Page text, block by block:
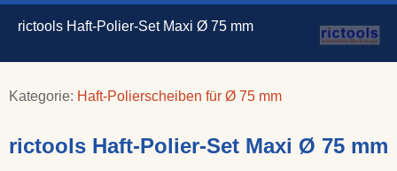
rictools Haft-Polier-Set Maxi Ø 75 mm
Kategorie: Haft-Polierscheiben für Ø 75 mm
rictools Haft-Polier-Set Maxi Ø 75 mm